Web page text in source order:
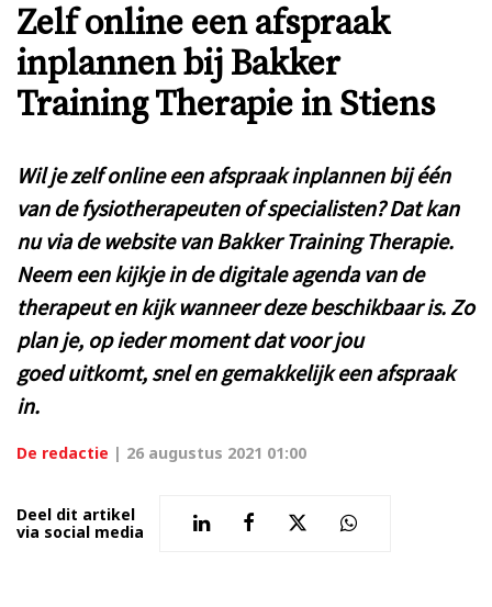
Zelf online een afspraak
inplannen bij Bakker
Training Therapie in Stiens
Wil je zelf online een afspraak inplannen bij één
van de fysiotherapeuten of specialisten? Dat kan
nu via de website van Bakker Training Therapie.
Neem een kijkje in de digitale agenda van de
therapeut en kijk wanneer deze beschikbaar is. Zo
plan je, op ieder moment dat voor jou
goed uitkomt, snel en gemakkelijk een afspraak
in.
De redactie | 26 augustus 2021 01:00
Deel dit artikel
via social media